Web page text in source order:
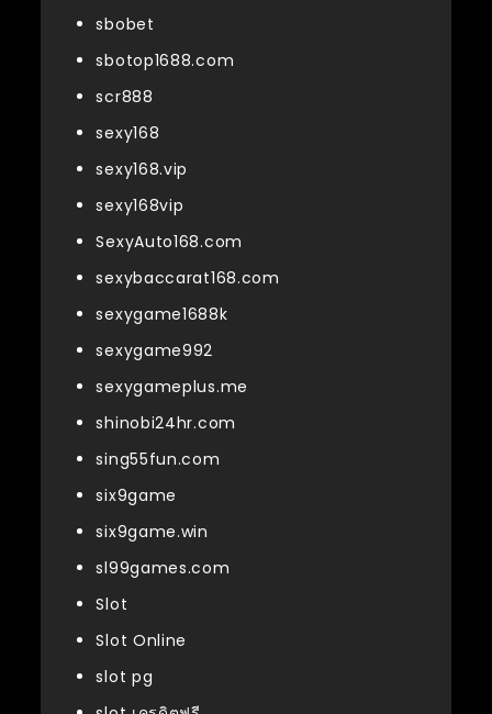
sbobet
sbotop1688.com
scr888
sexy168
sexy168.vip
sexy168vip
SexyAuto168.com
sexybaccarat168.com
sexygame1688k
sexygame992
sexygameplus.me
shinobi24hr.com
sing55fun.com
six9game
six9game.win
sl99games.com
Slot
Slot Online
slot pg